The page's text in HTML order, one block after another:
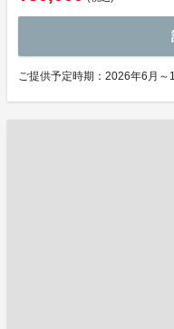
ご提供予定時期：2026年6月